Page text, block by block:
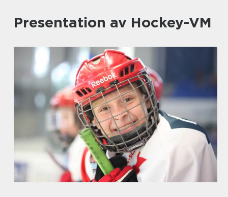
Presentation av Hockey-VM